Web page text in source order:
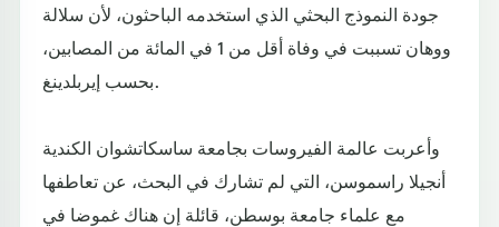
جودة النموذج البحثي الذي استخدمه الباحثون، لأن سلالة
ووهان تسببت في وفاة أقل من 1 في المائة من المصابين،
بحسب إيربلدينغ.
وأعربت عالمة الفيروسات بجامعة ساسكاتشوان الكندية
أنجيلا راسموسن، التي لم تشارك في البحث، عن تعاطفها
مع علماء جامعة بوسطن، قائلة إن هناك غموضا في